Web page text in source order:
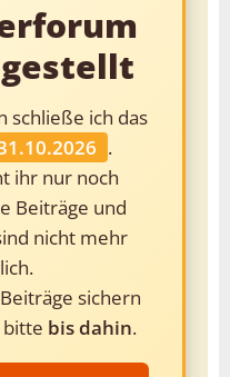
schließe ich das
.
ihr nur noch
Beiträge und
nicht mehr
sichern
bis dahin.